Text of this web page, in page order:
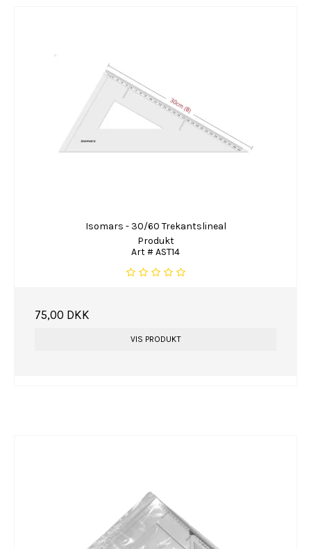
Isomars - 30/60 Trekantslineal
Produkt
Art # AST14
75,00 DKK
VIS PRODUKT